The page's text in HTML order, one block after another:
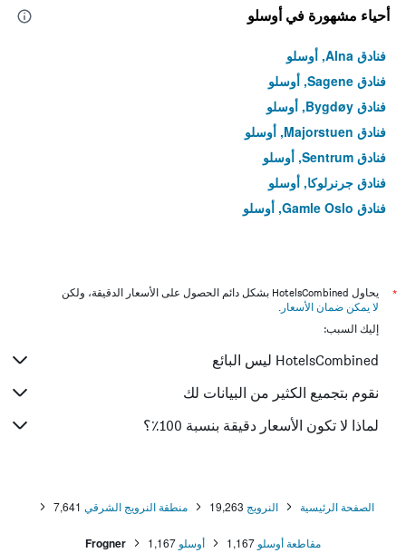
أحياء مشهورة في أوسلو
فنادق Alna, أوسلو
فنادق Sagene, أوسلو
فنادق Bygdøy, أوسلو
فنادق Majorstuen, أوسلو
فنادق Sentrum, أوسلو
فنادق جرنرلوكا, أوسلو
فنادق Gamle Oslo, أوسلو
*
يحاول HotelsCombined بشكل دائم الحصول على الأسعار الدقيقة، ولكن
لا يمكن ضمان الأسعار .
إليك السبب:
HotelsCombined ليس البائع
نقوم بتجميع الكثير من البيانات لك
لماذا لا تكون الأسعار دقيقة بنسبة 100٪؟
الصفحة الرئيسية النرويج 19,263 منطقة النرويج الشرقي 7,641
مقاطعة أوسلو 1,167 أوسلو 1,167
Frogner